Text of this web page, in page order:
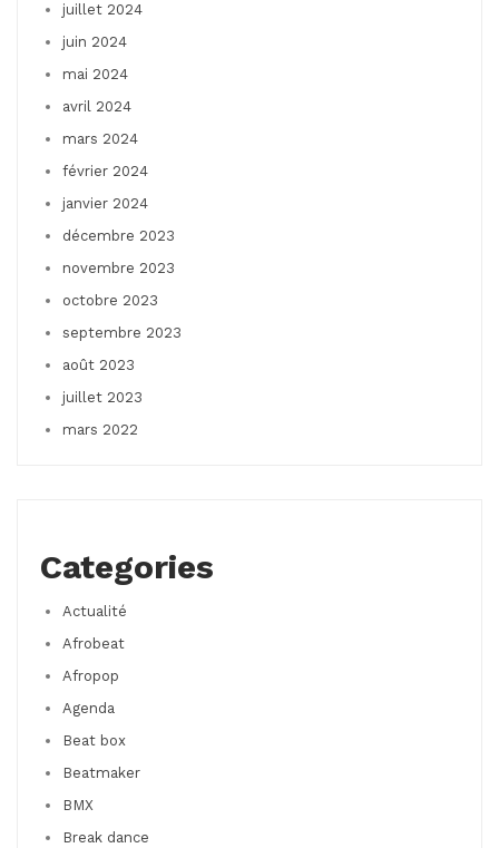
juillet 2024
juin 2024
mai 2024
avril 2024
mars 2024
février 2024
janvier 2024
décembre 2023
novembre 2023
octobre 2023
septembre 2023
août 2023
juillet 2023
mars 2022
Categories
Actualité
Afrobeat
Afropop
Agenda
Beat box
Beatmaker
BMX
Break dance